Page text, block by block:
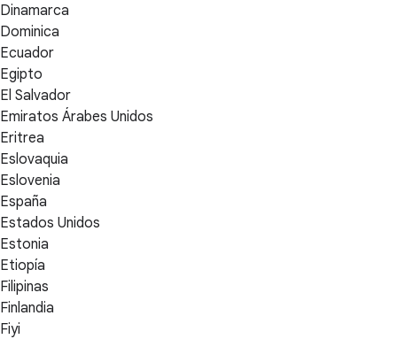
Dinamarca
Dominica
Ecuador
Egipto
El Salvador
Emiratos Árabes Unidos
Eritrea
Eslovaquia
Eslovenia
España
Estados Unidos
Estonia
Etiopía
Filipinas
Finlandia
Fiyi